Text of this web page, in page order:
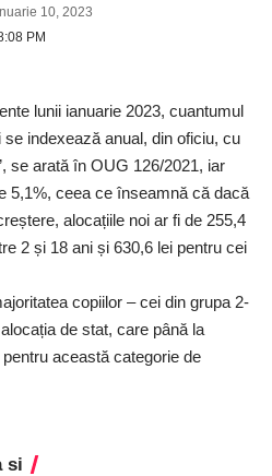
10, 2023
PM
lunii ianuarie 2023, cuantumul
indexează anual, din oficiu, cu
se arată în OUG 126/2021, iar
5,1%, ceea ce înseamnă că dacă
alocațiile noi ar fi de 255,4
2 și 18 ani și 630,6 lei pentru cei
copiilor – cei din grupa 2-
de stat, care până la
această categorie de
si